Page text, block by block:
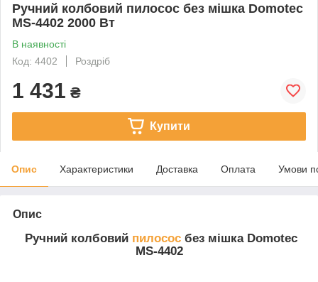
Ручний колбовий пилосос без мішка Domotec
MS-4402 2000 Вт
В наявності
Код: 4402
Роздріб
1 431 ₴
Купити
Опис Характеристики Доставка Оплата Умови
Опис
Ручний колбовий пилососбез мішка Domotec
MS-4402